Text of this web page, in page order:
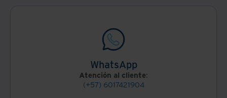
WhatsApp
Atención al cliente:
(+57) 6017421904